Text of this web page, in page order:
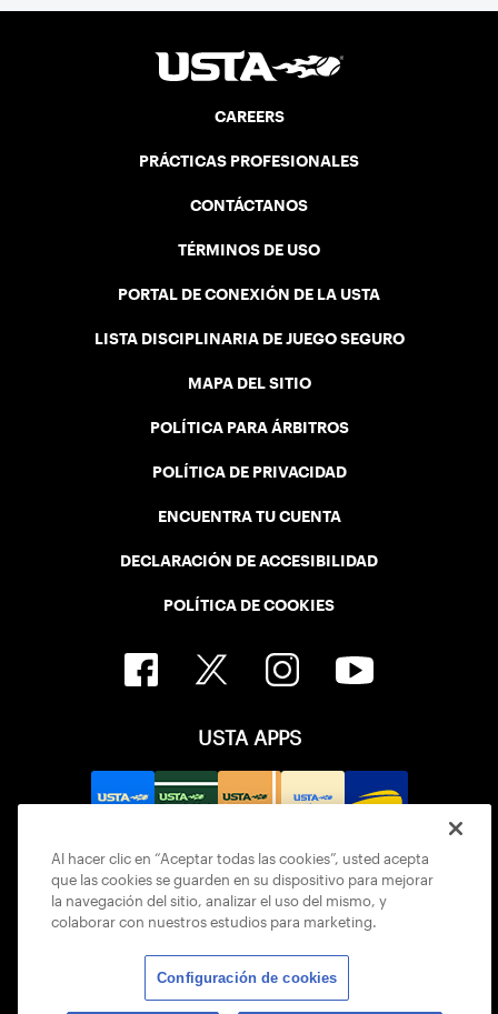
CAREERS
PRÁCTICAS PROFESIONALES
CONTÁCTANOS
TÉRMINOS DE USO
PORTAL DE CONEXIÓN DE LA USTA
LISTA DISCIPLINARIA DE JUEGO SEGURO
MAPA DEL SITIO
POLÍTICA PARA ÁRBITROS
POLÍTICA DE PRIVACIDAD
ENCUENTRA TU CUENTA
DECLARACIÓN DE ACCESIBILIDAD
POLÍTICA DE COOKIES
USTA APPS
Al hacer clic en “Aceptar todas las cookies”, usted acepta
que las cookies se guarden en su dispositivo para mejorar
la navegación del sitio, analizar el uso del mismo, y
colaborar con nuestros estudios para marketing.
Configuración de cookies